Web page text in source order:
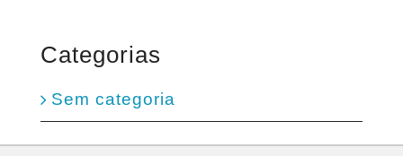
Categorias
Sem categoria